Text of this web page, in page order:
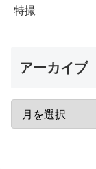
特撮
アーカイブ